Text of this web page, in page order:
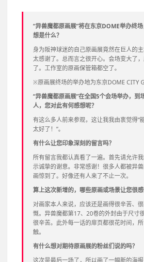
“异兽魔都原画展”将在东京DOME举办终
想是什么？
身为阪神球迷的自己原画展竟然在巨人的主
太感谢了。总而言之很开心。会场变大了
了。工作室的原画保管箱都空了。
※原画展终场的举办地为东京DOME CITY
“异兽魔都原画展”在全国5个会场举办，到
人，您对此有何感想呢？
有这么多人前来参观，这让我我由衷觉得“
太好了！”。
有什么让您印象深刻的留言吗？
所有留言我都认真看了一遍。首先请允许
示诚挚的谢意。非常感谢！很多人都被异
画惊到了。好像还有人来了不止一次。
算上这次新增的，哪些原画或场景让您很感
对画家本人来说，应该还是画得很辛苦、
慨。异兽魔都第17、20卷的外封由于尺寸
很辛苦。此外每一话的扉页都很花时间，
触。
有什么想对期待原画展的粉丝们说的吗？
这次是最后一场了，所以画了一幅新的海